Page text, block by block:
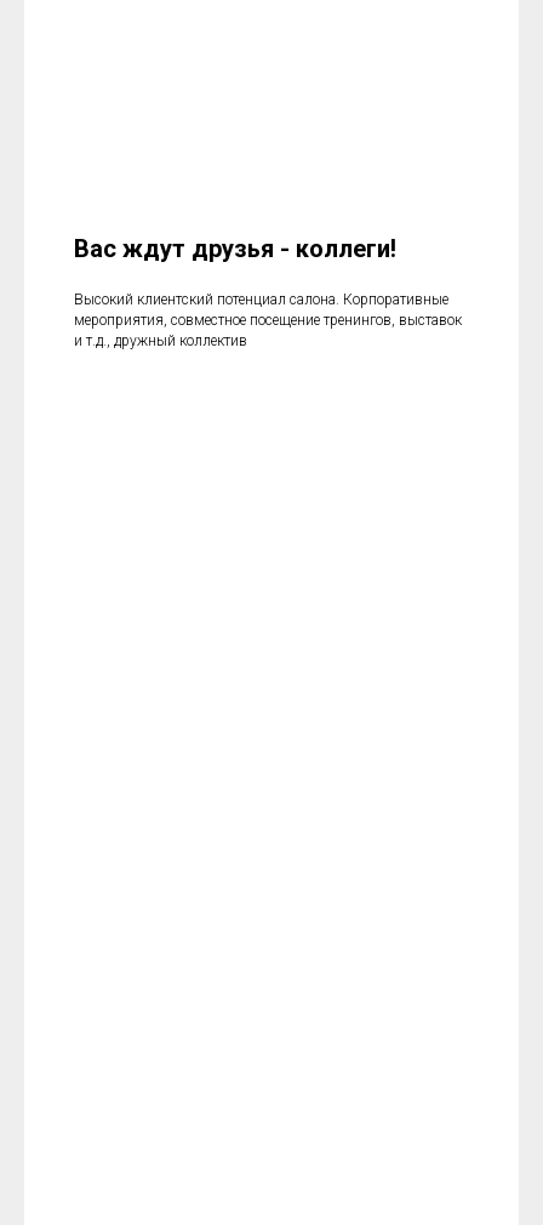
Вас ждут друзья - коллеги!
Высокий клиентский потенциал салона. Корпоративные
мероприятия, совместное посещение тренингов, выставок
и т.д., дружный коллектив